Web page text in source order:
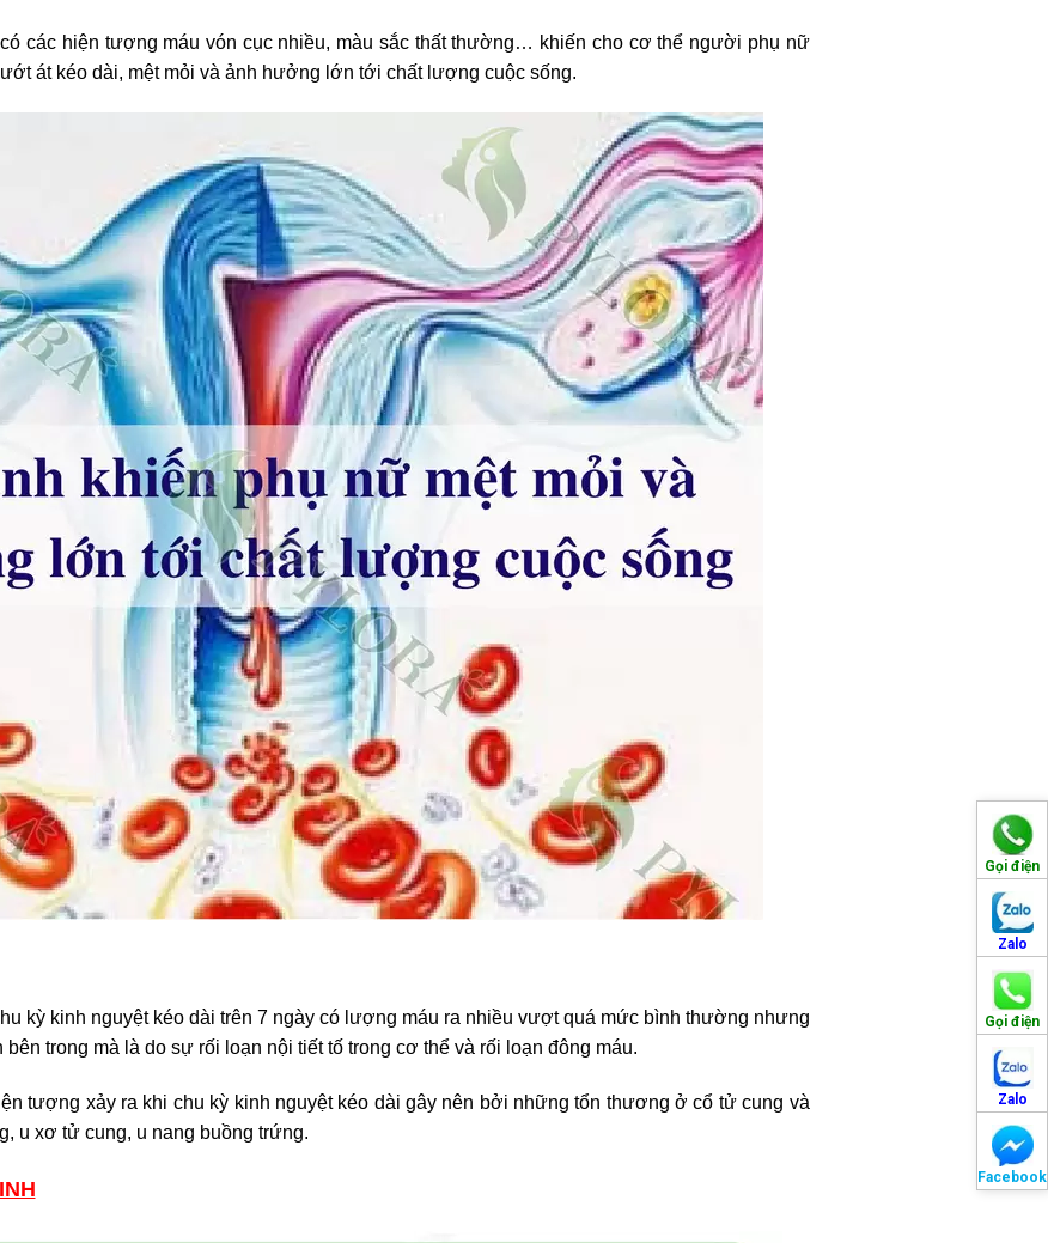
Gọi điện
Zalo
Gọi điện
Zalo
Facebook
các hiện tượng máu vón cục nhiều, màu sắc thất thường… khiến cho cơ thể người phụ nữ
át kéo dài, mệt mỏi và ảnh hưởng lớn tới chất lượng cuộc sống.
kỳ kinh nguyệt kéo dài trên 7 ngày có lượng máu ra nhiều vượt quá mức bình thường nhưng
trong mà là do sự rối loạn nội tiết tố trong cơ thể và rối loạn đông máu.
tượng xảy ra khi chu kỳ kinh nguyệt kéo dài gây nên bởi những tổn thương ở cổ tử cung và
u xơ tử cung, u nang buồng trứng.